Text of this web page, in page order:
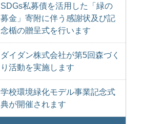
SDGs私募債を活用した「緑の
募金」寄附に伴う感謝状及び記
念楯の贈呈式を行います
ダイダン株式会社が第5回森づく
り活動を実施します
学校環境緑化モデル事業記念式
典が開催されます